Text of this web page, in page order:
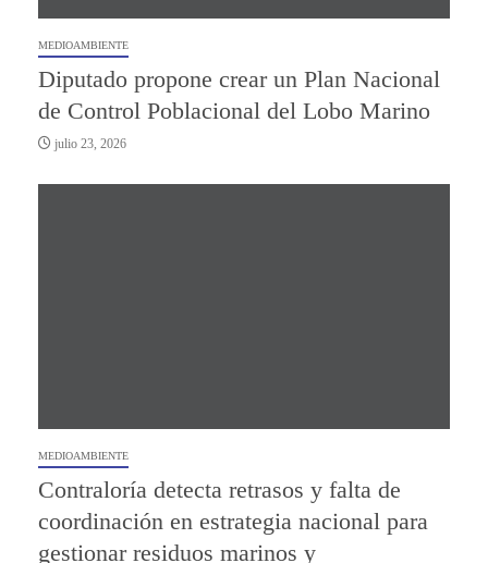
MEDIOAMBIENTE
Diputado propone crear un Plan Nacional
de Control Poblacional del Lobo Marino
julio 23, 2026
MEDIOAMBIENTE
Contraloría detecta retrasos y falta de
coordinación en estrategia nacional para
gestionar residuos marinos y